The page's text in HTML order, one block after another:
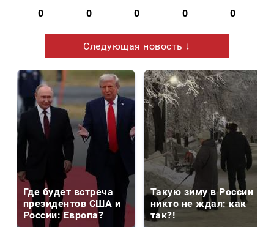
0 0 0 0 0
Следующая новость ↓
Где будет встреча
президентов США и
России: Европа?
Такую зиму в России
никто не ждал: как
так?!